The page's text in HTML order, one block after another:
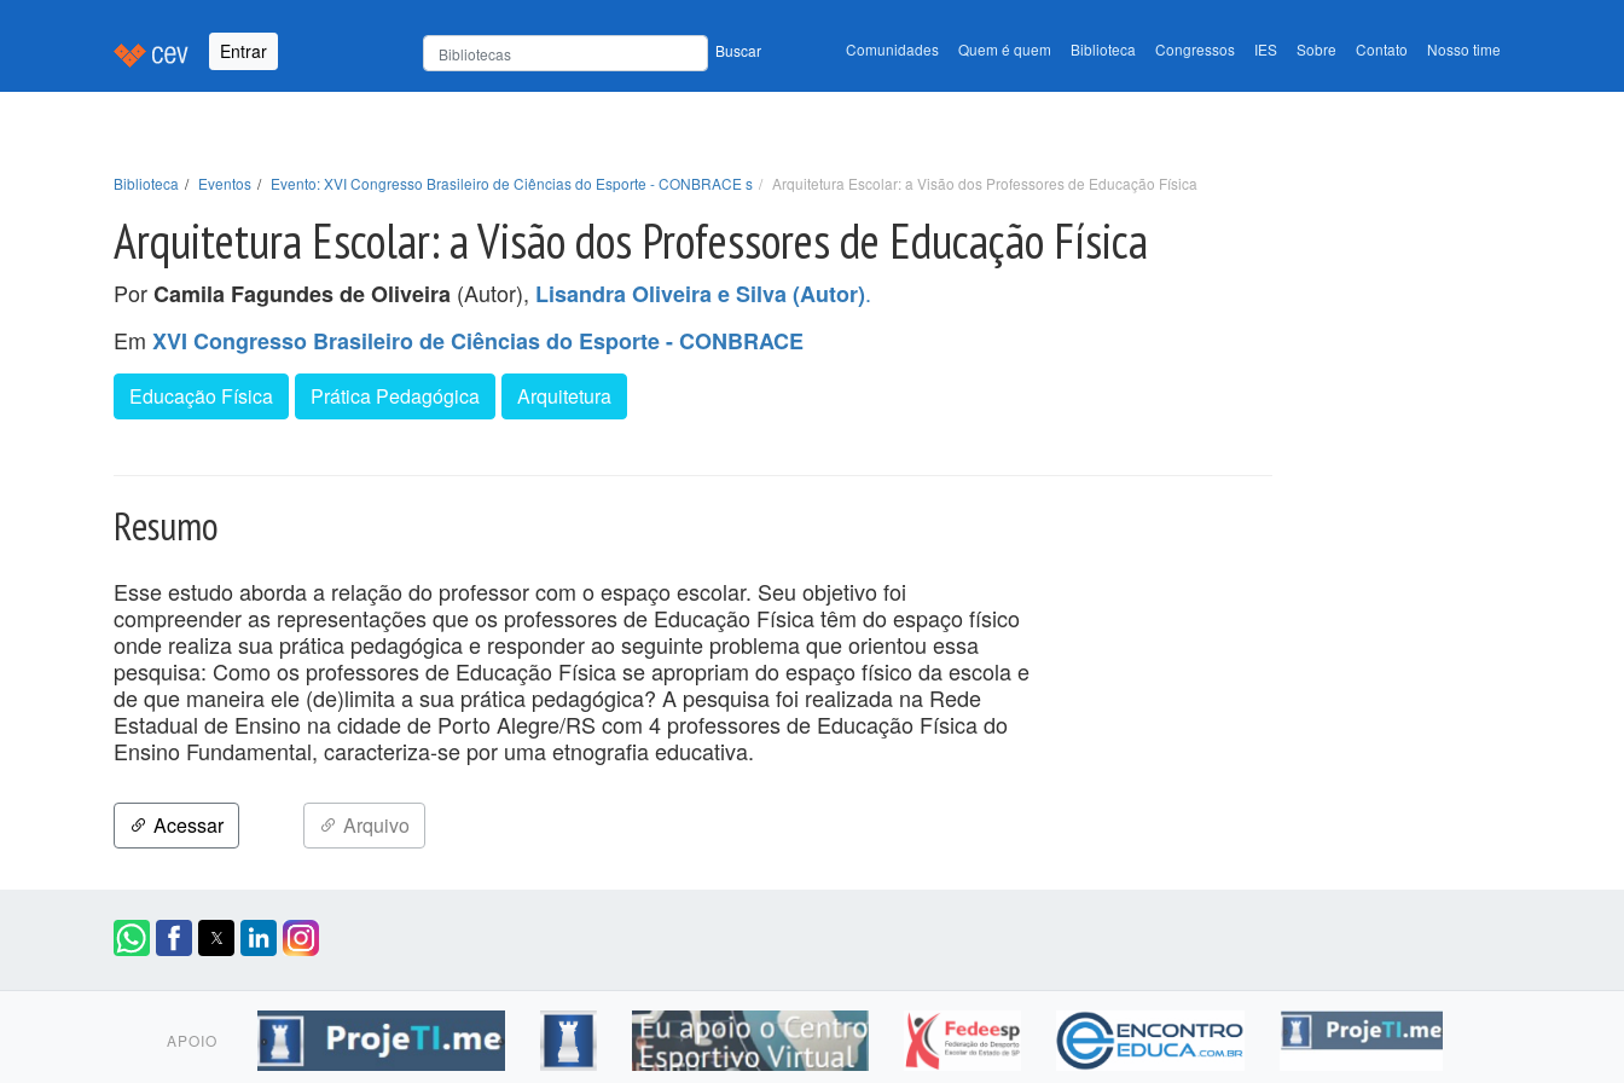
Entrar Buscar Comunidades Quem é quem Biblioteca Congressos IES Sobre Contato Nosso time
Biblioteca Eventos Evento: XVI Congresso Brasileiro de Ciências do Esporte - CONBRACE s Arquitetura Escolar: a Visão dos Professores de Educação Física
Arquitetura Escolar: a Visão dos Professores de Educação Física
PorCamila Fagundes de Oliveira (Autor), Lisandra Oliveira e Silva (Autor).
Em XVI Congresso Brasileiro de Ciências do Esporte - CONBRACE
Educação Física Prática Pedagógica Arquitetura
Resumo
Esse estudo aborda a relação do professor com o espaço escolar. Seu objetivo foi
compreender as representações que os professores de Educação Física têm do espaço físico
onde realiza sua prática pedagógica e responder ao seguinte problema que orientou essa
pesquisa: Como os professores de Educação Física se apropriam do espaço físico da escola e
de que maneira ele (de)limita a sua prática pedagógica? A pesquisa foi realizada na Rede
Estadual de Ensino na cidade de Porto Alegre/RS com 4 professores de Educação Física do
Ensino Fundamental, caracteriza-se por uma etnografia educativa.
Acessar Arquivo
APOIO